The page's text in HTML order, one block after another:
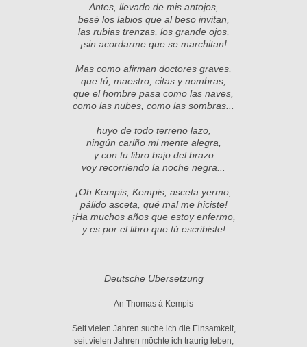
Antes, llevado de mis antojos,
besé los labios que al beso invitan,
las rubias trenzas, los grande ojos,
¡sin acordarme que se marchitan!
Mas como afirman doctores graves,
que tú, maestro, citas y nombras,
que el hombre pasa como las naves,
como las nubes, como las sombras...
huyo de todo terreno lazo,
ningún cariño mi mente alegra,
y con tu libro bajo del brazo
voy recorriendo la noche negra...
¡Oh Kempis, Kempis, asceta yermo,
pálido asceta, qué mal me hiciste!
¡Ha muchos años que estoy enfermo,
y es por el libro que tú escribiste!
Deutsche Übersetzung
An Thomas à Kempis
Seit vielen Jahren suche ich die Einsamkeit,
seit vielen Jahren möchte ich traurig leben,